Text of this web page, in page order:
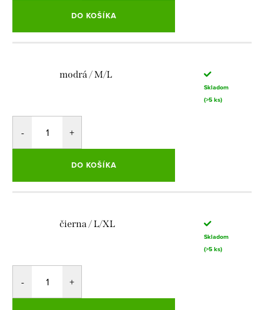
DO KOŠÍKA
modrá / M/L
Skladom
(>5 ks)
DO KOŠÍKA
čierna / L/XL
Skladom
(>5 ks)